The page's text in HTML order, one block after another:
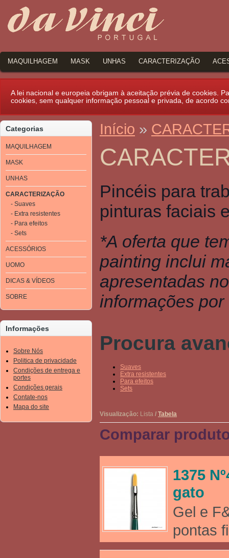
MAQUILHAGEM MASK UNHAS CARACTERIZAÇÃO
A lei nacional e europeia obrigam à aceitação prévia de cookies.
cookies, sem qualquer informação pessoal e privada, de acordo
Categorias
MAQUILHAGEM
MASK
UNHAS
CARACTERIZAÇÃO
- Suaves
- Extra resistentes
- Para efeitos
- Sets
ACESSÓRIOS
UOMO
DICAS & VÍDEOS
SOBRE
Informações
Sobre Nós
Politica de privacidade
Condições de entrega e
portes
Condições gerais
Contate-nos
Mapa do site
Início »
Pincéis para
pinturas faciais
*A oferta que
painting inclui
apresentadas
informações
Procura
Suaves
Extra resistentes
Para efeitos
Sets
Visualização: Lista / Tabela
Comparar
1375
gato
Gel e
pontas